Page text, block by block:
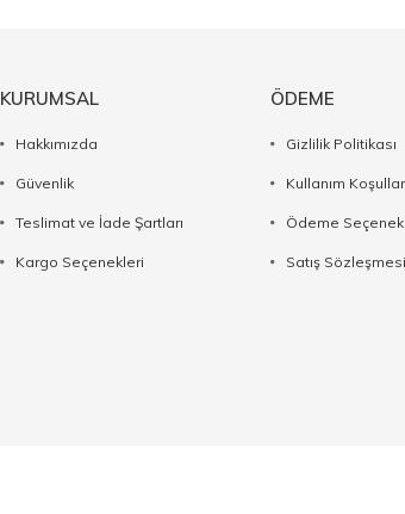
KURUMSAL
Hakkımızda
Güvenlik
Teslimat ve İade Şartları
Kargo Seçenekleri
ÖDEME
Gizlilik Politikası
Kullanım
Ödeme
Satış Sözleşmesi